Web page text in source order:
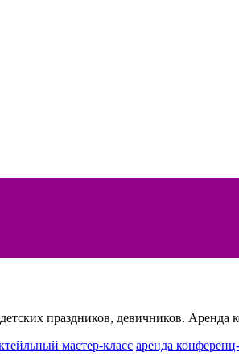
праздников, девичников. Аренда
мастер-класс аренда